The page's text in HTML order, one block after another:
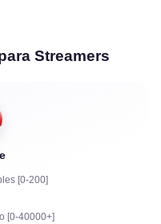
Streamers
[0-200]
[0-40000+]